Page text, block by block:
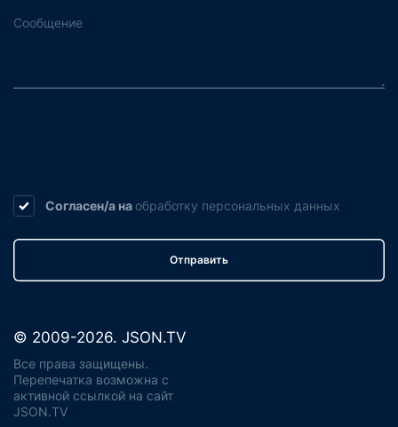
Согласен/а на обработку персональных данных
Отправить
© 2009-2026. JSON.TV
Все права защищены.
Перепечатка возможна с
активной ссылкой на сайт
JSON.TV